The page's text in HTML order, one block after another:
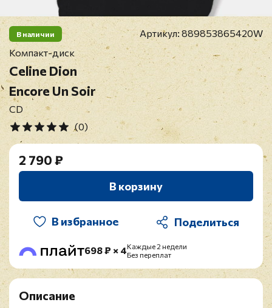
В наличии Артикул: 889853865420W
Компакт-диск
Celine Dion
Encore Un Soir
CD
(0)
2 790 ₽
В корзину
В избранное
698 ₽ × 4Каждые 2 недели
Без переплат
Описание